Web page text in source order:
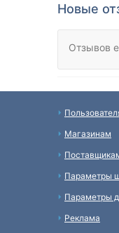
Новые
Отзывов
Магазинам
Параметры
Параметры
Реклама